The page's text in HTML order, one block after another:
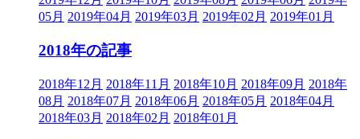
05月 2019年04月 2019年03月 2019年02月 2019年01月
2018年の記事
2018年12月 2018年11月 2018年10月 2018年09月 2018年
08月 2018年07月 2018年06月 2018年05月 2018年04月
2018年03月 2018年02月 2018年01月